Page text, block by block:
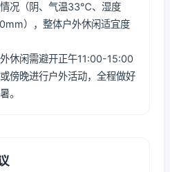
况（阴、气温33℃、湿度
），整体户外休闲适宜度
休闲需避开正午11:00-15:00
傍晚进行户外活动，全程做好
。